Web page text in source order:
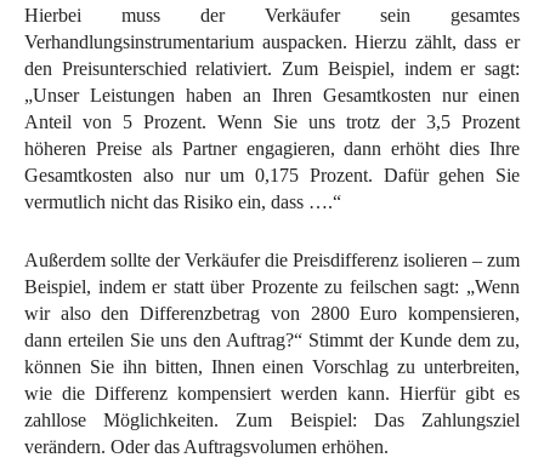
Hierbei muss der Verkäufer sein gesamtes
Verhandlungsinstrumentarium auspacken. Hierzu zählt, dass er
den Preisunterschied relativiert. Zum Beispiel, indem er sagt:
„Unser Leistungen haben an Ihren Gesamtkosten nur einen
Anteil von 5 Prozent. Wenn Sie uns trotz der 3,5 Prozent
höheren Preise als Partner engagieren, dann erhöht dies Ihre
Gesamtkosten also nur um 0,175 Prozent. Dafür gehen Sie
vermutlich nicht das Risiko ein, dass ….“
Außerdem sollte der Verkäufer die Preisdifferenz isolieren – zum
Beispiel, indem er statt über Prozente zu feilschen sagt: „Wenn
wir also den Differenzbetrag von 2800 Euro kompensieren,
dann erteilen Sie uns den Auftrag?“ Stimmt der Kunde dem zu,
können Sie ihn bitten, Ihnen einen Vorschlag zu unterbreiten,
wie die Differenz kompensiert werden kann. Hierfür gibt es
zahllose Möglichkeiten. Zum Beispiel: Das Zahlungsziel
verändern. Oder das Auftragsvolumen erhöhen.